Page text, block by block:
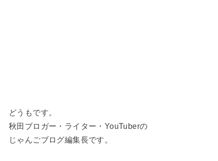
どうもです。
秋田ブロガー・ライター・YouTuberの
じゃんごブログ編集長です。